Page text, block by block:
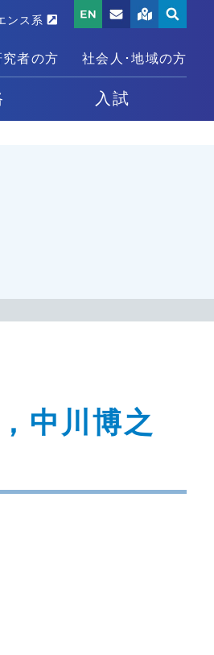
入試
ンス系
者の方 社会人･地域の方
中川博之